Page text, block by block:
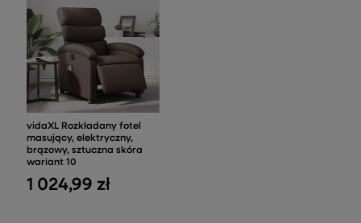
vidaXL Rozkładany fotel
masujący, elektryczny,
brązowy, sztuczna skóra
wariant 10
1 024,99 zł